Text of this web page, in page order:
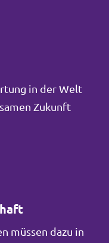
in der Welt
Zukunft
müssen dazu in